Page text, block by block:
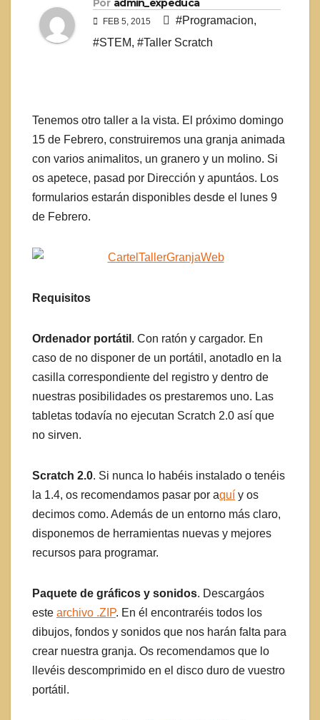
Por admin_expeduca
FEB 5, 2015 #Programacion,
#STEM, #Taller Scratch
Tenemos otro taller a la vista. El próximo domingo
15 de Febrero, construiremos una granja animada
con varios animalitos, un granero y un molino. Si
os apetece, pasad por Dirección y apuntáos. Los
formularios estarán disponibles desde el lunes 9
de Febrero.
Requisitos
Ordenador portátil . Con ratón y cargador. En
caso de no disponer de un portátil, anotadlo en la
casilla correspondiente del registro y dentro de
nuestras posibilidades os prestaremos uno. Las
tabletas todavía no ejecutan Scratch 2.0 así que
no sirven.
Scratch 2.0. Si nunca lo habéis instalado o tenéis
la 1.4, os recomendamos pasar por aquí y os
decimos como. Además de un entorno más claro,
disponemos de herramientas nuevas y mejores
recursos para programar.
Paquete de gráficos y sonidos. Descargáos
este archivo .ZIP. En él encontraréis todos los
dibujos, fondos y sonidos que nos harán falta para
crear nuestra granja. Os recomendamos que lo
llevéis descomprimido en el disco duro de vuestro
portátil.